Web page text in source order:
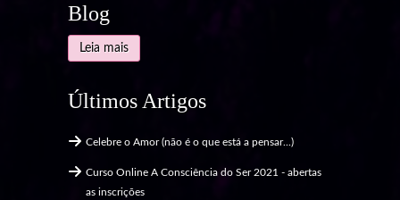
Blog
Leia mais
Últimos Artigos
Celebre o Amor (não é o que está a pensar...)
Curso Online A Consciência do Ser 2021 - abertas
as inscrições